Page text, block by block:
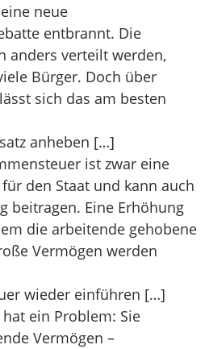
neue
entbrannt. Die
anders verteilt werden,
Bürger. Doch über
sich das am besten
anheben […]
ist zwar eine
den Staat und kann auch
beitragen. Eine Erhöhung
die arbeitende gehobene
Vermögen werden
wieder einführen […]
ein Problem: Sie
Vermögen –